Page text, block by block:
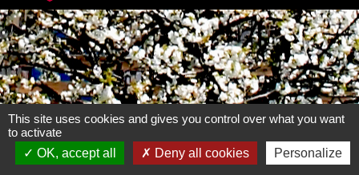
This site uses cookies and gives you control over what you want
to activate
OK, accept all
Deny all cookies Personalize